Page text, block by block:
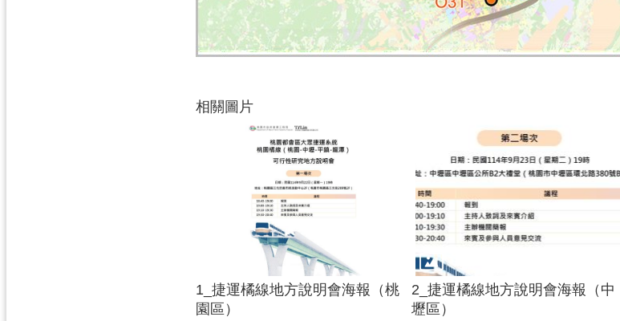
相關圖片
1_捷運橘線地方說明會海報（桃
園區）
2_捷運橘線地方說明會海報（中
壢區）